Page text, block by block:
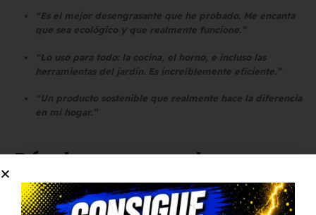
“Es el mejor desengrasante que he probado. Me encanta
que sea ecológico y que realmente funcione.”
“Lo uso para todo: la cocina, el horno, e incluso las
herramientas del jardín. Es increíblemente eficiente.”
“Un producto sostenible que realmente hace la diferencia
en mi hogar.”
Dónde comprar el
Desengrasante Multiusos